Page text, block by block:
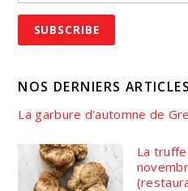
NOS DERNIERS ARTICLES
La garbure d’automne de
La truffe